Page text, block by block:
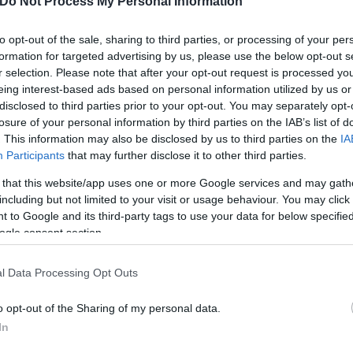
opt-out of the sale, sharing to third parties, or processing of your
for targeted advertising by us, please use the below opt-out
selection. Please note that after your opt-out request is processed
interest-based ads based on personal information utilized by us
to third parties prior to your opt-out. You may separately
of your personal information by third parties on the IAB’s list of
This information may also be disclosed by us to third parties on the
Participants that may further disclose it to other third parties.
that this website/app uses one or more Google services and may
but not limited to your visit or usage behaviour. You may
to Google and its third-party tags to use your data for below
consent section.
Data Processing Opt Outs
opt-out of the Sharing of my personal data.
αυτό το κομμάτι της προσωπικής μου ζωής έχει
όπου έχω επιλέξει να ριζώσω. Το να
περισσότερο ένα αίσθημα. Από την πρώτη
Υπάρχει κάτι βαθιά γειωτικό στο φως, στον
η σύνδεση δυνάμωσε. Το να μείνω ήταν το
τους ανθρώπους που με αγκάλιασαν τόσο